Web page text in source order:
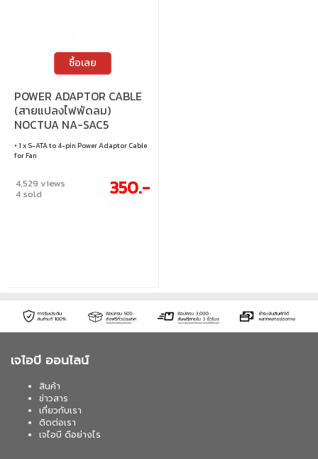
ซื้อเลย
POWER ADAPTOR CABLE
(สายแปลงไฟพัดลม)
NOCTUA NA-SAC5
• 1 x S-ATA to 4-pin Power Adaptor Cable
for Fan
4,529 views
4 sold 350.-
เจไอบี ออนไลน์
สินค้า
ข่าวสาร
เกี่ยวกับเรา
ติดต่อเรา
เจไอบี ดีอย่างไร